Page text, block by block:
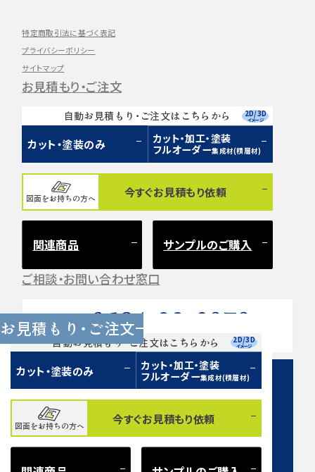
お見積もり・ご注文
自動お見積もり・ご注文はこちらから
カット・塗装のみ
カット・加工・塗装
フルオーダー集成材(積層材)
2D/3D
イメージ
図面をお持ちの方へ 今すぐお見積もり依頼
特定商取引法に基づく表記
プライバシーポリシー
サイトマップ
お見積もり・ご注文
自動お見積もり・ご注文はこちらから
カット・塗装のみ
カット・加工・塗装
フルオーダー集成材(積層材)
2D/3D
イメージ
図面をお持ちの方へ 今すぐお見積もり依頼
関連商品 サンプルのご購入
ご相談・お問い合わせ窓口
Tel. 0584-33-2070
営業時間 9:00〜17:00（土日祝 定休）
お問い合わせフォーム